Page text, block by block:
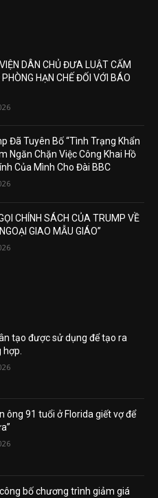
DÂN CHỦ ĐƯA LUẬT CẤM
PHÒNG HẠN CHẾ ĐỐI VỚI BÁO
Đã Tuyên Bố “Tình Trạng Khẩn
Ngăn Chặn Việc Công Khai Hồ
Của Mình Cho Đài BBC
CHÍNH SÁCH CỦA TRUMP VỀ
GIAO MẪU GIÁO”
tạo được sử dụng để tạo ra
ông 91 tuổi ở Florida giết vợ để
bố chương trình giảm giá